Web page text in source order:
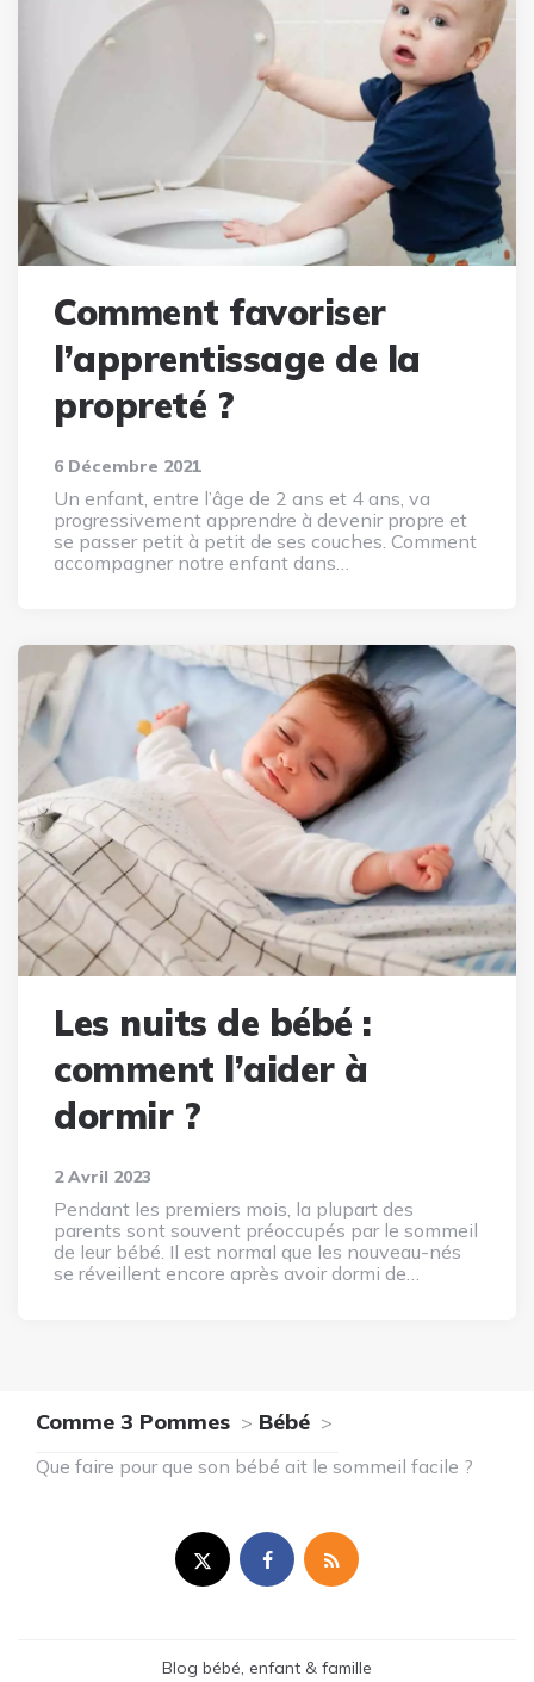
Comment favoriser
l’apprentissage de la
propreté ?
6 Décembre 2021
Un enfant, entre l’âge de 2 ans et 4 ans, va
progressivement apprendre à devenir propre et
se passer petit à petit de ses couches. Comment
accompagner notre enfant dans…
Les nuits de bébé :
comment l’aider à
dormir ?
2 Avril 2023
Pendant les premiers mois, la plupart des
parents sont souvent préoccupés par le sommeil
de leur bébé. Il est normal que les nouveau-nés
se réveillent encore après avoir dormi de…
Comme 3 Pommes Bébé
Que faire pour que son bébé ait le sommeil facile ?
Blog bébé, enfant & famille